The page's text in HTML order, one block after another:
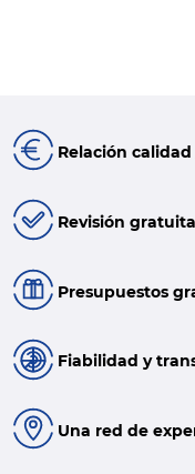
Relación
Revisión
Presupuestos
Fiabilidad y
Una red de